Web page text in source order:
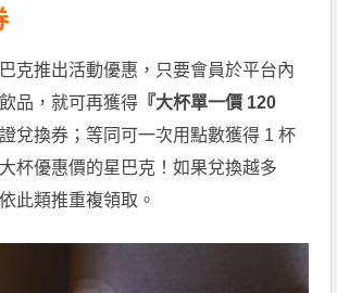
克推出活動優惠，只要會員於平台內
品，就可再獲得 『大杯單一價 120
兌換券；等同可一次用點數獲得 1 杯
杯優惠價的星巴克！如果兌換越多
此類推重複領取。